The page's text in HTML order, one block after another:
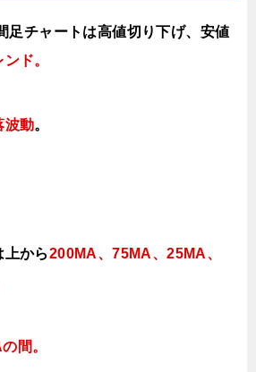
足チャートは高値切り下げ、安値
ンド。
波動。
から200MA、75MA、25MA、
間。